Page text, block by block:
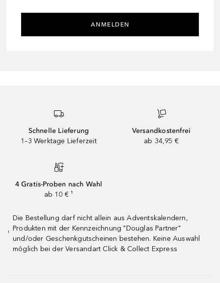
ANMELDEN
Schnelle Lieferung
1–3 Werktage Lieferzeit
Versandkostenfrei
ab 34,95 €
4 Gratis-Proben nach Wahl
ab 10 € ¹
¹
Die Bestellung darf nicht allein aus Adventskalendern,
Produkten mit der Kennzeichnung "Douglas Partner"
und/oder Geschenkgutscheinen bestehen. Keine Auswahl
möglich bei der Versandart Click & Collect Express